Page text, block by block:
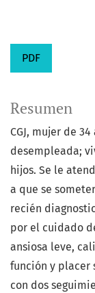
PDF
Resumen
CGJ, mujer de
desempleada;
hijos. Se le
a que se
recién
por el cuidado
ansiosa leve,
función y placer
con dos